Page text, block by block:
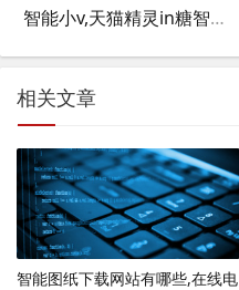
智能小v,天猫精灵in糖智能灯怎么用？
相关文章
智能图纸下载网站有哪些,在线电